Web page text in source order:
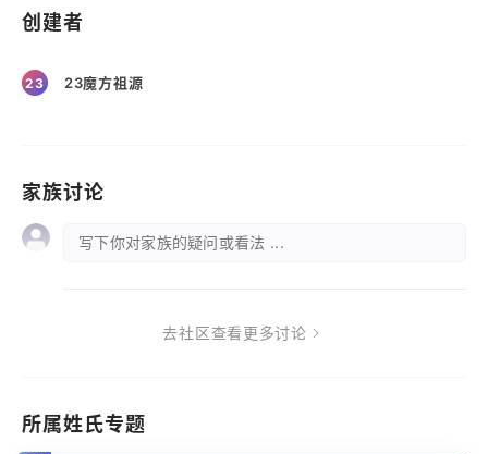
创建者
23 23魔方祖源
家族讨论
写下你对家族的疑问或看法 ...
去社区查看更多讨论
所属姓氏专题